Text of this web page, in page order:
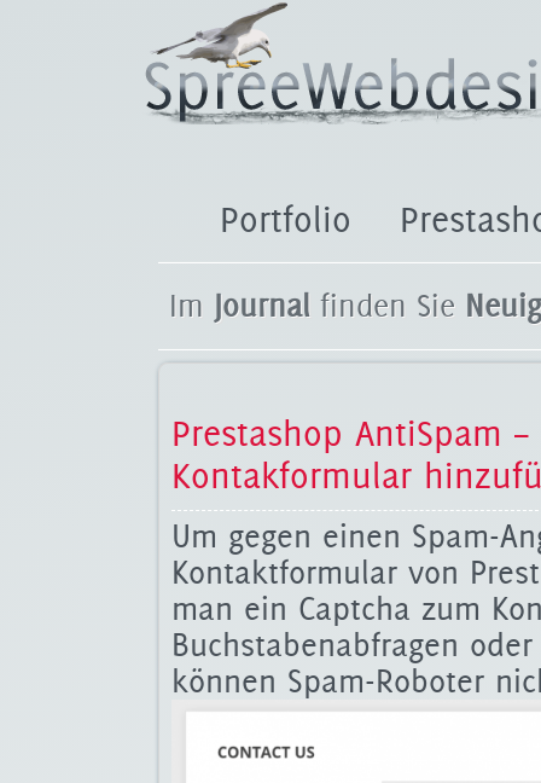
Portfolio
Im Journal finden Sie
Prestashop AntiSpam
Kontakformular
Um gegen einen Spam-
Kontaktformular von
man ein Captcha zum
Buchstabenabfragen
können Spam-Roboter